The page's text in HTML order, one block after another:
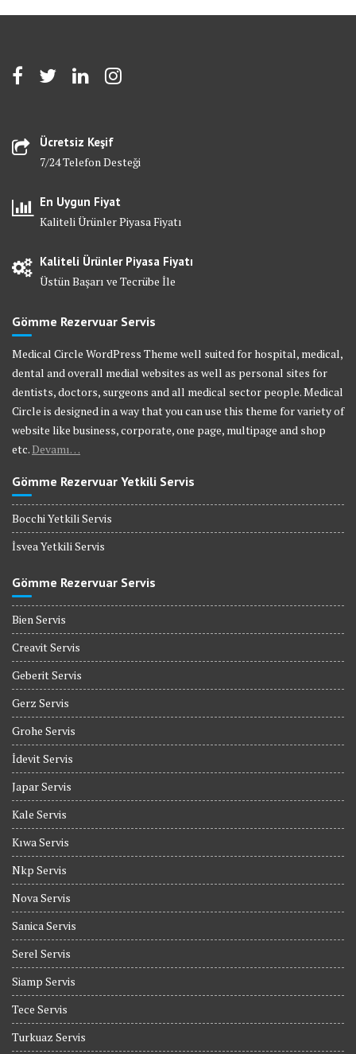
Ücretsiz Keşif
7/24 Telefon Desteği
En Uygun Fiyat
Kaliteli Ürünler Piyasa Fiyatı
Kaliteli Ürünler Piyasa Fiyatı
Üstün Başarı ve Tecrübe İle
Gömme Rezervuar Servis
Medical Circle WordPress Theme well suited for hospital, medical,
dental and overall medial websites as well as personal sites for
dentists, doctors, surgeons and all medical sector people. Medical
Circle is designed in a way that you can use this theme for variety of
website like business, corporate, one page, multipage and shop
etc. Devamı…
Gömme Rezervuar Yetkili Servis
Bocchi Yetkili Servis
İsvea Yetkili Servis
Gömme Rezervuar Servis
Bien Servis
Creavit Servis
Geberit Servis
Gerz Servis
Grohe Servis
İdevit Servis
Japar Servis
Kale Servis
Kıwa Servis
Nkp Servis
Nova Servis
Sanica Servis
Serel Servis
Siamp Servis
Tece Servis
Turkuaz Servis